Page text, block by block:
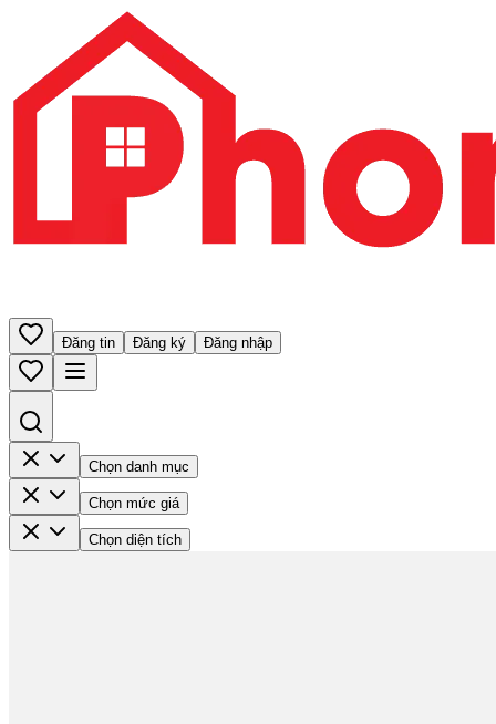
Đăng tin Đăng ký Đăng nhập
Chọn danh mục
Chọn mức giá
Chọn diện tích